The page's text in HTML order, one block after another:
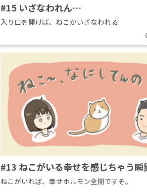
#15 いざなわれん…
入り口を開けば、ねこがいざなわれる
#13 ねこがいる幸せを感じちゃう瞬
ねこがいれば、幸せホルモン全開ですぞ。